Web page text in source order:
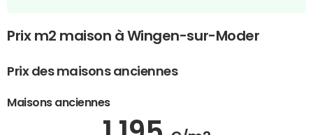
Prix m2 maison à Wingen-sur-Moder
Prix des maisons anciennes
Maisons anciennes